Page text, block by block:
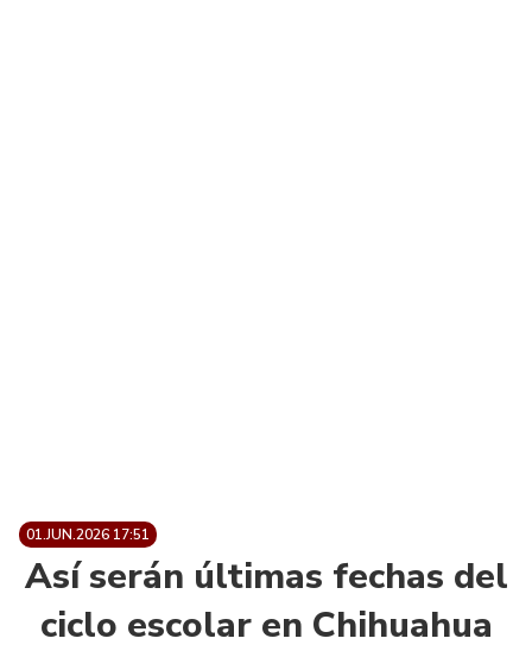
01.JUN.2026 17:51
Así serán últimas fechas del
ciclo escolar en Chihuahua